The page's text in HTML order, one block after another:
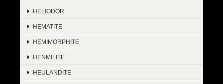
HELIODOR
HEMATITE
HEMIMORPHITE
HENMILITE
HEULANDITE